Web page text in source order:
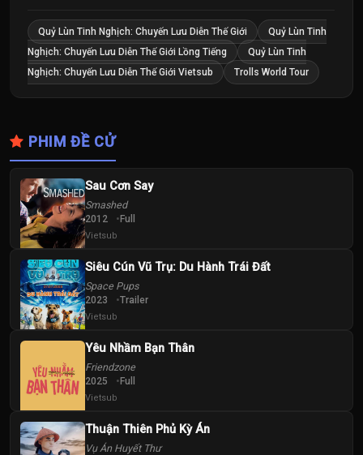
Quỷ Lùn Tinh Nghịch: Chuyến Lưu Diễn Thế Giới
Quỷ Lùn Tinh
Nghịch: Chuyến Lưu Diễn Thế Giới Lồng Tiếng
Quỷ Lùn Tinh
Nghịch: Chuyến Lưu Diễn Thế Giới Vietsub
Trolls World Tour
PHIM ĐỀ CỬ
Sau Cơn Say
Smashed
2012 Full
Vietsub
Siêu Cún Vũ Trụ: Du Hành Trái Đất
Space Pups
2023 Trailer
Vietsub
Yêu Nhầm Bạn Thân
Friendzone
2025 Full
Vietsub
Thuận Thiên Phủ Kỳ Án
Vụ Án Huyết Thư